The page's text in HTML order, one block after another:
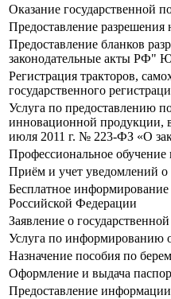
Оказание государственной
Предоставление разрешения
Предоставление бланков
законодательные акты РФ"
Регистрация тракторов,
государственного
Услуга по предоставлению
инновационной продукции,
июля 2011 г. № 223-ФЗ «О
Профессиональное
Приём и учет уведомлений
Бесплатное
Российской Федерации
Заявление о
Услуга по информированию
Назначение пособия по
Оформление и выдача
Предоставление